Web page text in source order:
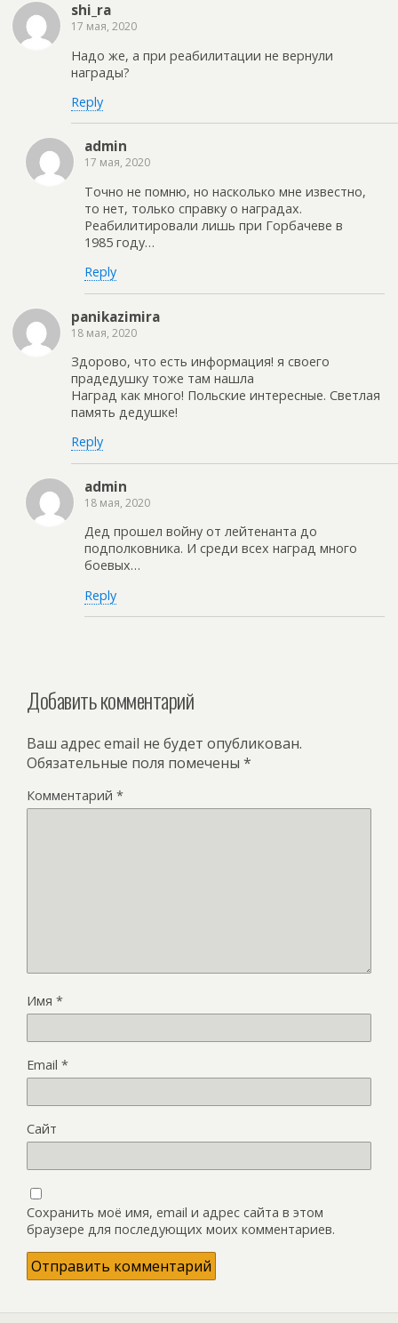
shi_ra
17 мая, 2020
Надо же, а при реабилитации не вернули
награды?
Reply
admin
17 мая, 2020
Точно не помню, но насколько мне известно,
то нет, только справку о наградах.
Реабилитировали лишь при Горбачеве в
1985 году…
Reply
panikazimira
18 мая, 2020
Здорово, что есть информация! я своего
прадедушку тоже там нашла
Наград как много! Польские интересные. Светлая
память дедушке!
Reply
admin
18 мая, 2020
Дед прошел войну от лейтенанта до
подполковника. И среди всех наград много
боевых…
Reply
Добавить комментарий
Ваш адрес email не будет опубликован.
Обязательные поля помечены *
Комментарий *
Имя *
Email *
Сайт
Сохранить моё имя, email и адрес сайта в этом
браузере для последующих моих комментариев.